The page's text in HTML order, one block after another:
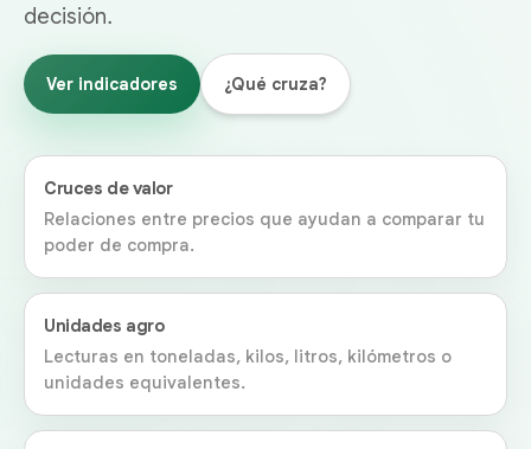
decisión.
Ver indicadores ¿Qué cruza?
Cruces de valor
Relaciones entre precios que ayudan a comparar tu
poder de compra.
Unidades agro
Lecturas en toneladas, kilos, litros, kilómetros o
unidades equivalentes.